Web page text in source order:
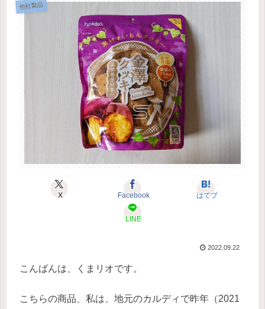
他社製品
X Facebook はてブ
LINE
2022.09.22
こんばんは、くまリオです。
こちらの商品、私は、地元のカルディで昨年（2021